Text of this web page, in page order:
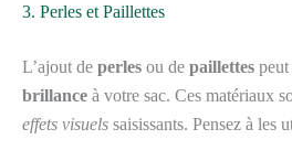
3. Perles et Paillettes
L’ajout de perles ou de paillettes
brillance à votre sac. Ces matériaux
effets visuels saisissants. Pensez à les